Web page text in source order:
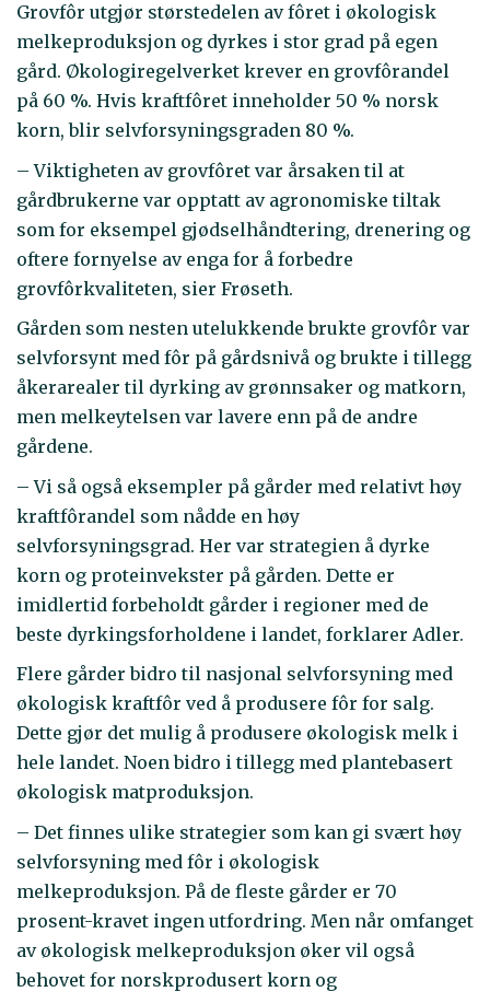
Grovfôr utgjør størstedelen av fôret i økologisk
melkeproduksjon og dyrkes i stor grad på egen
gård. Økologiregelverket krever en grovfôrandel
på 60 %. Hvis kraftfôret inneholder 50 % norsk
korn, blir selvforsyningsgraden 80 %.
– Viktigheten av grovfôret var årsaken til at
gårdbrukerne var opptatt av agronomiske tiltak
som for eksempel gjødselhåndtering, drenering og
oftere fornyelse av enga for å forbedre
grovfôrkvaliteten, sier Frøseth.
Gården som nesten utelukkende brukte grovfôr var
selvforsynt med fôr på gårdsnivå og brukte i tillegg
åkerarealer til dyrking av grønnsaker og matkorn,
men melkeytelsen var lavere enn på de andre
gårdene.
– Vi så også eksempler på gårder med relativt høy
kraftfôrandel som nådde en høy
selvforsyningsgrad. Her var strategien å dyrke
korn og proteinvekster på gården. Dette er
imidlertid forbeholdt gårder i regioner med de
beste dyrkingsforholdene i landet, forklarer Adler.
Flere gårder bidro til nasjonal selvforsyning med
økologisk kraftfôr ved å produsere fôr for salg.
Dette gjør det mulig å produsere økologisk melk i
hele landet. Noen bidro i tillegg med plantebasert
økologisk matproduksjon.
– Det finnes ulike strategier som kan gi svært høy
selvforsyning med fôr i økologisk
melkeproduksjon. På de fleste gårder er 70
prosent-kravet ingen utfordring. Men når omfanget
av økologisk melkeproduksjon øker vil også
behovet for norskprodusert korn og